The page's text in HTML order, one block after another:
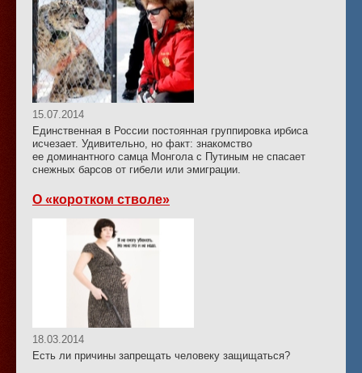
15.07.2014
Единственная в России постоянная группировка ирбиса
исчезает. Удивительно, но факт: знакомство
ее доминантного самца Монгола с Путиным не спасает
снежных барсов от гибели или эмиграции.
О «коротком стволе»
18.03.2014
Есть ли причины запрещать человеку защищаться?